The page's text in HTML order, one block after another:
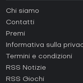
Come attivare una
Come attivare una
Come attivare una
Come attivare una
Chi siamo
Contatti
Premi
Informativa sulla
Termini e condizioni
RSS Notizie
RSS Giochi